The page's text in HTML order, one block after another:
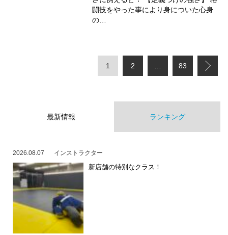
闘技をやった事により身についた心身
の…
1 2 83
最新情報 ランキング
2026.08.07 インストラクター
新店舗の特別なクラス！